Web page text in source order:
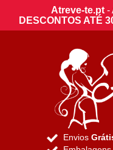
Atreve-te.pt-
DESCONTOS ATÉ
Envios